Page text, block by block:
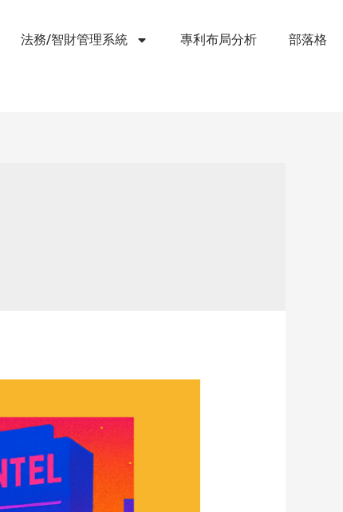
法務/智財管理系統 專利布局分析 部落格